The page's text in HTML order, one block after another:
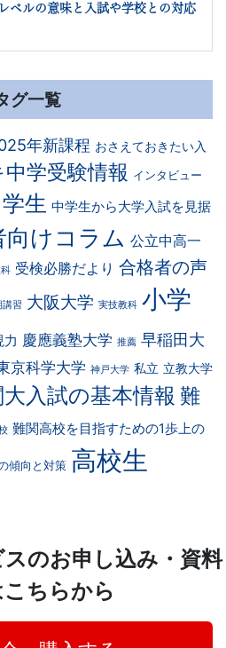
ベルの意味と入試や学校との対応
グ一覧
年新課程 おさえておきたい入
学受験情報 インタビュー
生 中学生から大学入試を見据
向けコラム 公立中高一
受検必勝だより 合格者の声
講習 大阪大学 実技教科 小学
力 慶應義塾大学 推薦 早稲田大
京科学大学 神戸大学 私立 立教大学
入試の基本情報 難
難関高校を目指すための1歩上の
傾向と対策 高校生
スのお申し込み・資料
ちらから